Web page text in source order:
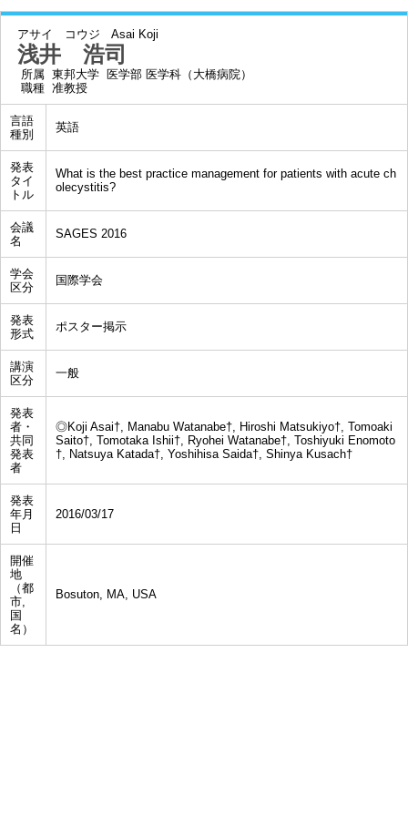
アサイ コウジ Asai Koji
浅井 浩司
所属 東邦大学 医学部 医学科（大橋病院）
職種 准教授
言語
種別
英語
発表
タイ
トル
What is the best practice management for patients with acute ch
olecystitis?
会議
名
SAGES 2016
学会
区分
国際学会
発表
形式
ポスター掲示
講演
区分
一般
発表
者・
共同
発表
者
◎Koji Asai†, Manabu Watanabe†, Hiroshi Matsukiyo†, Tomoaki
Saito†, Tomotaka Ishii†, Ryohei Watanabe†, Toshiyuki Enomoto
†, Natsuya Katada†, Yoshihisa Saida†, Shinya Kusach†
発表
年月
日
2016/03/17
開催
地
（都
市,
国
名）
Bosuton, MA, USA